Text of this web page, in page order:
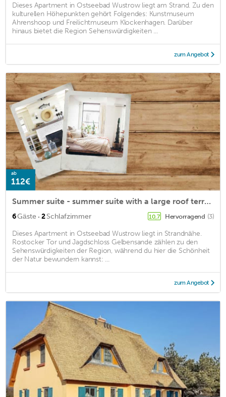
Dieses Apartment in Ostseebad Wustrow liegt am Strand. Zu den
kulturellen Höhepunkten gehört Folgendes: Kunstmuseum
Ahrenshoop und Freilichtmuseum Klockenhagen. Darüber
hinaus bietet die Region Sehenswürdigkeiten ...
zum Angebot
ab
112€
Summer suite - summer suite with a large roof terrace
6Gäste · 2Schlafzimmer 10,7 Hervorragend (3)
Dieses Apartment in Ostseebad Wustrow liegt in Strandnähe.
Rostocker Tor und Jagdschloss Gelbensande zählen zu den
Sehenswürdigkeiten der Region, während du hier die Schönheit
der Natur bewundern kannst: ...
zum Angebot